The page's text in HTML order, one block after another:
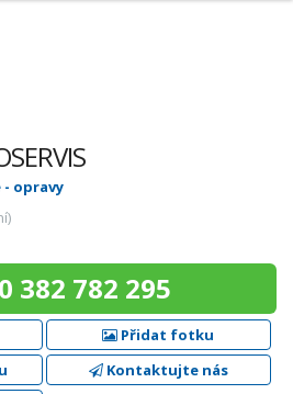
opravy
382 782 295
Přidat fotku
Kontaktujte nás